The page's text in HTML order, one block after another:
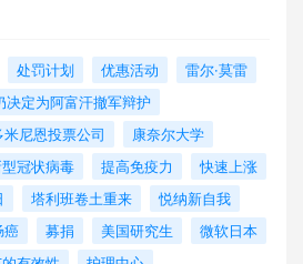
处罚计划 优惠活动
雷尔·莫雷
决定为阿富汗撤军辩护
米尼恩投票公司
康奈尔大学
型冠状病毒 提高免疫力
快速上涨
塔利班卷土重来
悦纳新自我
癌 募捐 美国研究生
微软日本